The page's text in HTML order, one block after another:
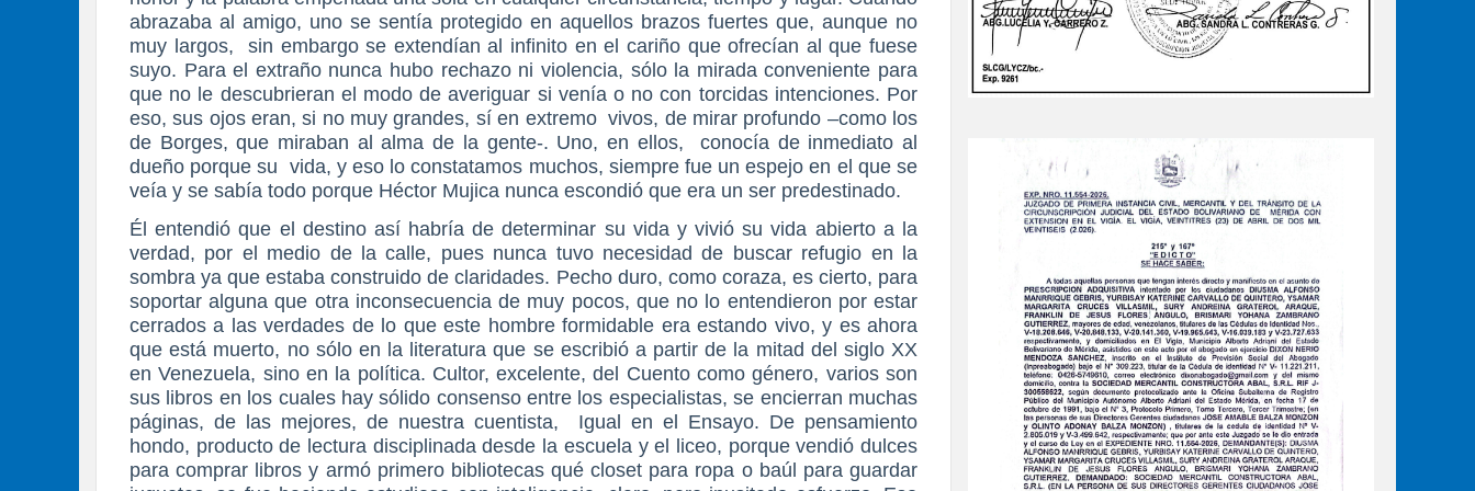
abrazaba al amigo, uno se sentía protegido en aquellos brazos fuertes que, aunque no
muy largos, sin embargo se extendían al infinito en el cariño que ofrecían al que fuese
suyo. Para el extraño nunca hubo rechazo ni violencia, sólo la mirada conveniente para
que no le descubrieran el modo de averiguar si venía o no con torcidas intenciones. Por
eso, sus ojos eran, si no muy grandes, sí en extremo vivos, de mirar profundo –como los
de Borges, que miraban al alma de la gente-. Uno, en ellos, conocía de inmediato al
dueño porque su vida, y eso lo constatamos muchos, siempre fue un espejo en el que se
veía y se sabía todo porque Héctor Mujica nunca escondió que era un ser predestinado.
Él entendió que el destino así habría de determinar su vida y vivió su vida abierto a la
verdad, por el medio de la calle, pues nunca tuvo necesidad de buscar refugio en la
sombra ya que estaba construido de claridades. Pecho duro, como coraza, es cierto, para
soportar alguna que otra inconsecuencia de muy pocos, que no lo entendieron por estar
cerrados a las verdades de lo que este hombre formidable era estando vivo, y es ahora
que está muerto, no sólo en la literatura que se escribió a partir de la mitad del siglo XX
en Venezuela, sino en la política. Cultor, excelente, del Cuento como género, varios son
sus libros en los cuales hay sólido consenso entre los especialistas, se encierran muchas
páginas, de las mejores, de nuestra cuentista, Igual en el Ensayo. De pensamiento
hondo, producto de lectura disciplinada desde la escuela y el liceo, porque vendió dulces
para comprar libros y armó primero bibliotecas qué closet para ropa o baúl para guardar